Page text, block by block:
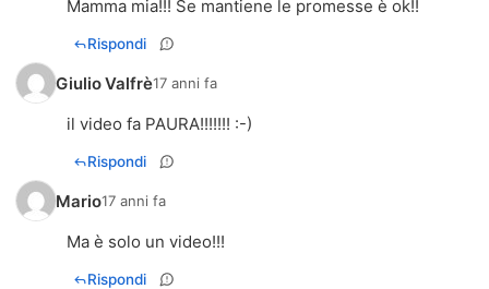
Mamma mia!!! Se mantiene le promesse è ok!!
Rispondi
Giulio Valfrè17 anni fa
il video fa PAURA!!!!!!! :-)
Rispondi
Mario17 anni fa
Ma è solo un video!!!
Rispondi